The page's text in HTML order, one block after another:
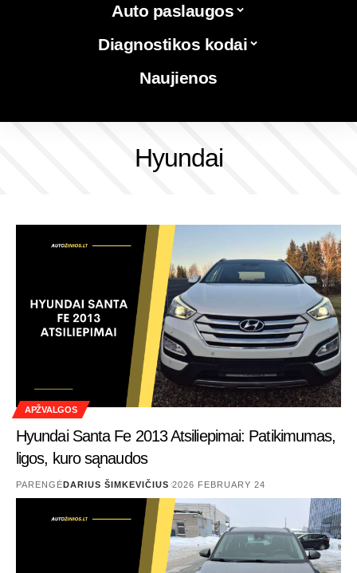
Auto paslaugos
Diagnostikos kodai
Naujienos
Hyundai
APŽVALGOS
Hyundai Santa Fe 2013 Atsiliepimai: Patikimumas,
ligos, kuro sąnaudos
PARENGĖDARIUS ŠIMKEVIČIUS 2026 FEBRUARY 24